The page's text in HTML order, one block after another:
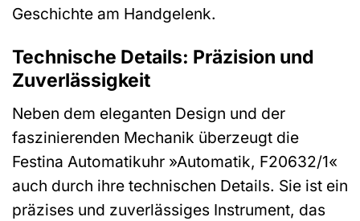
Geschichte am Handgelenk.
Technische Details: Präzision und
Zuverlässigkeit
Neben dem eleganten Design und der
faszinierenden Mechanik überzeugt die
Festina Automatikuhr »Automatik, F20632/1«
auch durch ihre technischen Details. Sie ist ein
präzises und zuverlässiges Instrument, das